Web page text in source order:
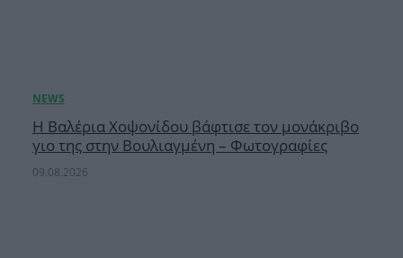
H Βαλέρια Χοψονίδου βάφτισε τον μονάκριβο
γιο της στην Βουλιαγμένη – Φωτογραφίες
09.08.2026